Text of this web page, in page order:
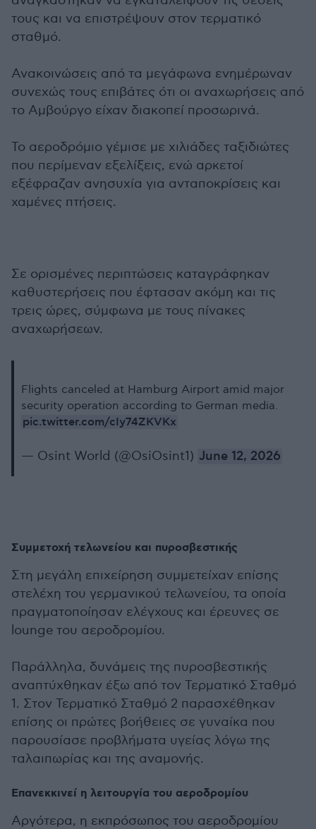
τους και να επιστρέψουν στον τερματικό
σταθμό.
Ανακοινώσεις από τα μεγάφωνα ενημέρωναν
συνεχώς τους επιβάτες ότι οι αναχωρήσεις από
το Αμβούργο είχαν διακοπεί προσωρινά.
Το αεροδρόμιο γέμισε με χιλιάδες ταξιδιώτες
που περίμεναν εξελίξεις, ενώ αρκετοί
εξέφραζαν ανησυχία για ανταποκρίσεις και
χαμένες πτήσεις.
Σε ορισμένες περιπτώσεις καταγράφηκαν
καθυστερήσεις που έφτασαν ακόμη και τις
τρεις ώρες, σύμφωνα με τους πίνακες
αναχωρήσεων.
Flights canceled at Hamburg Airport amid major
security operation according to German media.
pic.twitter.com/cIy74ZKVKx
— Osint World (@OsiOsint1) June 12, 2026
Συμμετοχή τελωνείου και πυροσβεστικής
Στη μεγάλη επιχείρηση συμμετείχαν επίσης
στελέχη του γερμανικού τελωνείου, τα οποία
πραγματοποίησαν ελέγχους και έρευνες σε
lounge του αεροδρομίου.
Παράλληλα, δυνάμεις της πυροσβεστικής
αναπτύχθηκαν έξω από τον Τερματικό Σταθμό
1. Στον Τερματικό Σταθμό 2 παρασχέθηκαν
επίσης οι πρώτες βοήθειες σε γυναίκα που
παρουσίασε προβλήματα υγείας λόγω της
ταλαιπωρίας και της αναμονής.
Επανεκκινεί η λειτουργία του αεροδρομίου
Αργότερα, η εκπρόσωπος του αεροδρομίου